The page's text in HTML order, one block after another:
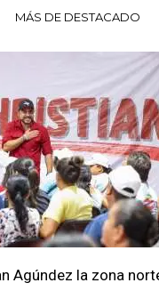
MÁS DE DESTACADO
Agúndez la zona